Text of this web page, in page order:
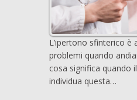
L’ipertono sfinterico è
problemi quando
cosa significa quando
individua questa…